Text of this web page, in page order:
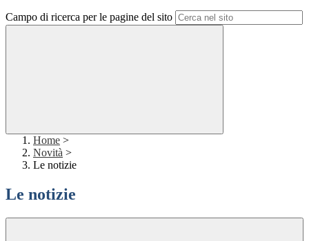
Campo di ricerca per le pagine del sito
Home >
Novità >
Le notizie
Le notizie